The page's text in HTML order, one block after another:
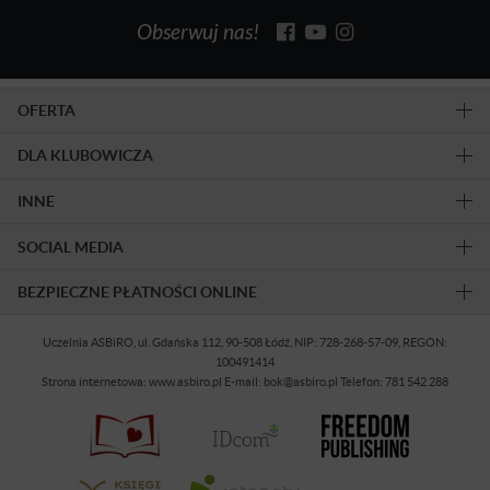
Obserwuj nas!
OFERTA
DLA KLUBOWICZA
INNE
SOCIAL MEDIA
BEZPIECZNE PŁATNOŚCI ONLINE
Uczelnia ASBiRO, ul. Gdańska 112, 90-508 Łódź, NIP: 728-268-57-09, REGON:
100491414
Strona internetowa: www.asbiro.pl E-mail: bok@asbiro.pl Telefon: 781 542 288